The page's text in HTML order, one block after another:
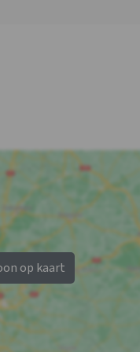
op kaart